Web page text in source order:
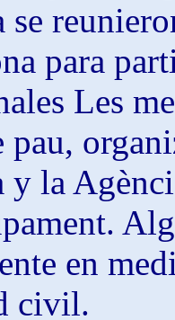
se
para
Les
pau,
y la
en
civil.